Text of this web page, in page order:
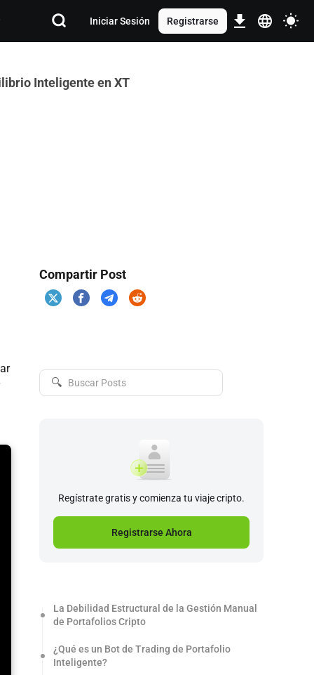
Iniciar Sesión Registrarse
Inteligente en XT
Compartir Post
🔍
Regístrate gratis y comienza tu viaje cripto.
Registrarse Ahora
La Debilidad Estructural de la Gestión Manual
de Portafolios Cripto
¿Qué es un Bot de Trading de Portafolio
Inteligente?